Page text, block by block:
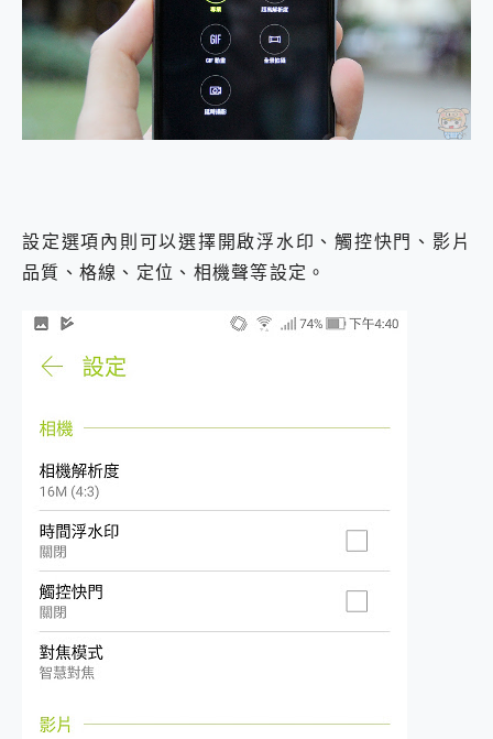
設定選項內則可以選擇開啟浮水印、觸控快門、影片
品質、格線、定位、相機聲等設定。